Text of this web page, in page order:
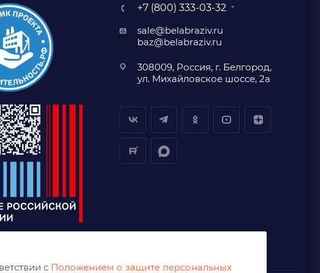
+7 (800) 333-03-32
sale@belabraziv.ru
baz@belabraziv.ru
308009, Россия, г. Белгород,
ул. Михайловское шоссе, 2а
с Положением о защите персональных